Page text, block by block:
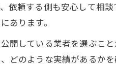
依頼する側も安心して相
あります。
開している業者を選ぶこ
どのような実績があるかを